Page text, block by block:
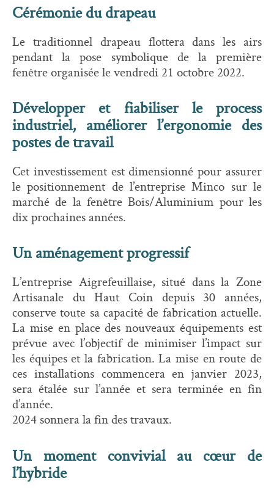
Cérémonie du drapeau
Le traditionnel drapeau flottera dans les airs
pendant la pose symbolique de la première
fenêtre organisée le vendredi 21 octobre 2022.
Développer et fiabiliser le process
industriel, améliorer l’ergonomie des
postes de travail
Cet investissement est dimensionné pour assurer
le positionnement de l’entreprise Minco sur le
marché de la fenêtre Bois/Aluminium pour les
dix prochaines années.
Un aménagement progressif
L’entreprise Aigrefeuillaise, situé dans la Zone
Artisanale du Haut Coin depuis 30 années,
conserve toute sa capacité de fabrication actuelle.
La mise en place des nouveaux équipements est
prévue avec l’objectif de minimiser l’impact sur
les équipes et la fabrication. La mise en route de
ces installations commencera en janvier 2023,
sera étalée sur l’année et sera terminée en fin
d’année.
2024 sonnera la fin des travaux.
Un moment convivial au cœur de
l’hybride